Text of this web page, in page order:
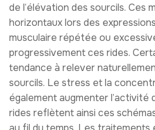
de l’élévation des sourcils. Ces
horizontaux lors des
musculaire répétée ou
progressivement ces rides.
tendance à relever
sourcils. Le stress et la
également augmenter l’activité
rides reflètent ainsi ces